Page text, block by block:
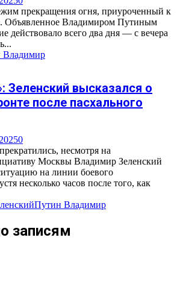
прекращения огня, приуроченный к
Объявленное Владимиром Путиным
действовало всего два дня — с вечера
Владимир
Зеленский высказался о
после пасхального
0
несмотря на
Москвы Владимир Зеленский
на линии боевого
несколько часов после того, как
Путин Владимир
записям